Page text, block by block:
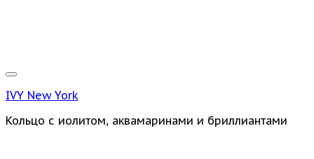
IVY New York
Кольцо с иолитом, аквамаринами и бриллиантами